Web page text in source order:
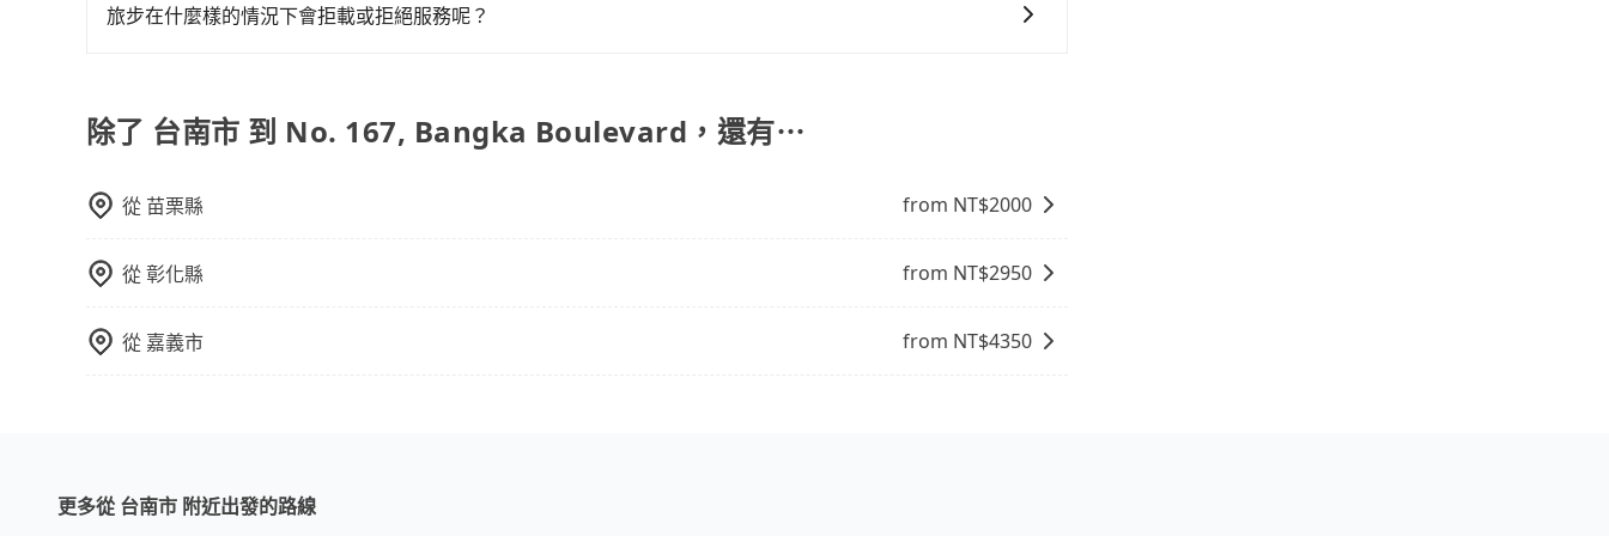
點仍有段距離，在遇到下雨天或者載行李時，就顯得非常不便。
如臨時需要，前一天傍晚五點前仍會收單，最遲如當天下午過後乘車，四小時前仍能預約。
的台灣大車隊、大都會、LINE Taxi、Uber，機場接送則有肯驛、全鋒、格上租車、和運租車，包車旅遊則是
旅步在什麼樣的情況下會拒載或拒絕服務呢？
同行，卻無自備或加購兒童座椅。提醒您，為了保護孩童的安全，依道路交通安全規則規定，四歲以下的孩童必
須乘坐兒童座椅。 3) 搭乘寵物友善專車卻沒有裝籠。避免影響行車安全，請您務將寵物置入提籠或提袋內。
除了 台南市 到 No. 167, Bangka Boulevard，還有⋯
從 苗栗縣 from NT$2000
從彰化縣 from NT$2950
從 嘉義市 from NT$4350
更多從 台南市 附近出發的路線